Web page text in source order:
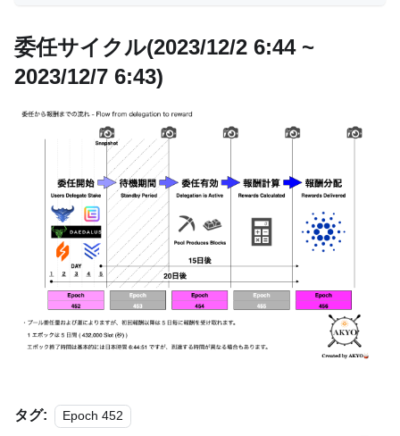
委任サイクル(2023/12/2 6:44 ~
2023/12/7 6:43)
タグ: Epoch 452